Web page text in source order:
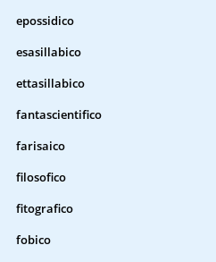
epossidico
esasillabico
ettasillabico
fantascientifico
farisaico
filosofico
fitografico
fobico